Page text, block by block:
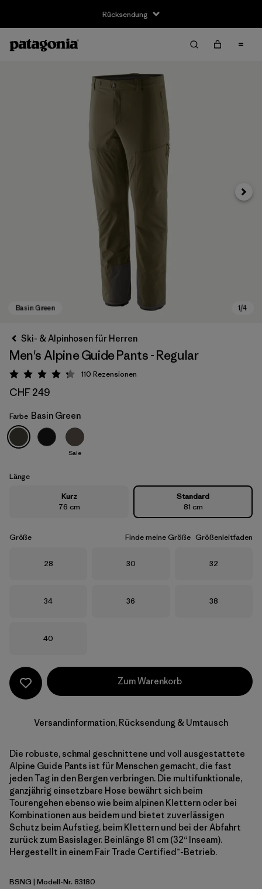
Rücksendung
Basin Green
Ski- & Alpinhosen für Herren
Men's Alpine Guide Pants - Regular
Bewertung: 4.3 / 5
110 Rezensionen
CHF 249
Farbe Basin Green
Sale
Länge
Kurz
76 cm
Standard
81 cm
Größe Finde meine Größe Größenleitfaden
Größe
28 Größe
30 Größe
32
Größe
34 Größe
36 Größe
38
Größe
40
Zum Warenkorb
Versandinformation, Rücksendung & Umtausch
Die robuste, schmal geschnittene und voll ausgestattete
Alpine Guide Pants ist für Menschen gemacht, die fast
jeden Tag in den Bergen verbringen. Die multifunktionale,
ganzjährig einsetzbare Hose bewährt sich beim
Tourengehen ebenso wie beim alpinen Klettern oder bei
Kombinationen aus beidem und bietet zuverlässigen
Schutz beim Aufstieg, beim Klettern und bei der Abfahrt
zurück zum Basislager. Beinlänge 81 cm (32“ Inseam).
Hergestellt in einem Fair Trade Certified™-Betrieb.
Basin Green
BSNG | Modell-Nr. 83180